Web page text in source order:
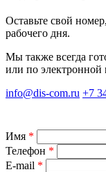
Оставьте свой
рабочего дня.
Мы также всегда
или по электронной
info@dis-com.ru +7
Имя *
Телефон *
E-mail *